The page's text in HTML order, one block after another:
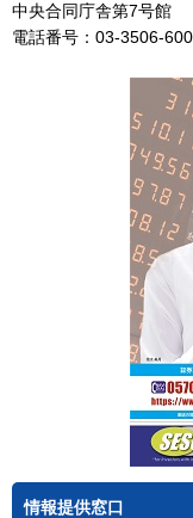
中央合同庁舎第7号館
電話番号：03-3506-
情報提供窓口